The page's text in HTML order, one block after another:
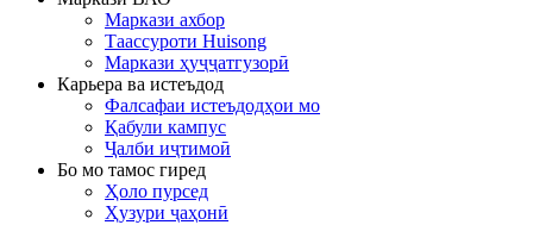
Маркази ахбор
Таассуроти Huisong
Маркази ҳуҷҷатгузорӣ
Карьера ва истеъдод
Фалсафаи истеъдодҳои мо
Қабули кампус
Ҷалби иҷтимоӣ
Бо мо тамос гиред
Ҳоло пурсед
Ҳузури ҷаҳонӣ